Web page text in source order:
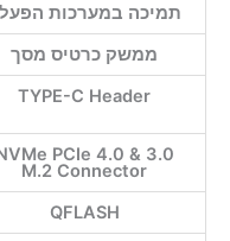
תמיכה במערכות
ממשק כרטיס מסך
TYPE-C Header
PCIe 4.0 & 3.0
M.2 Connector
QFLASH